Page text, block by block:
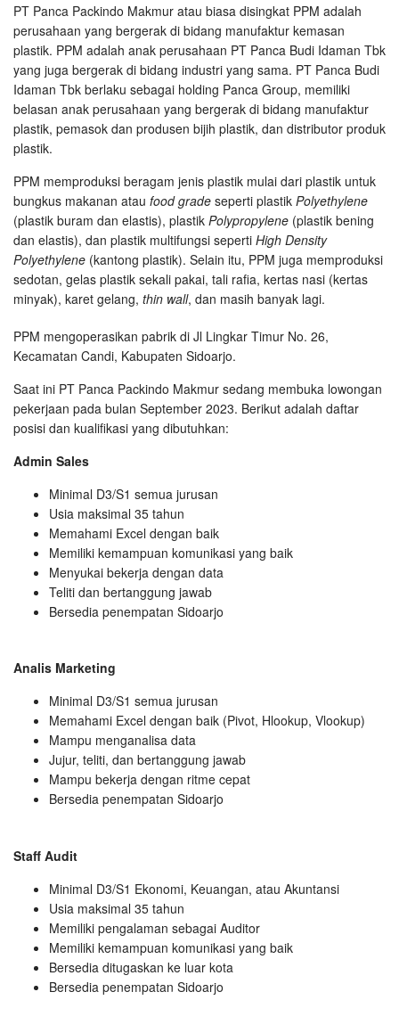
PT Panca Packindo Makmur atau biasa disingkat PPM adalah
perusahaan yang bergerak di bidang manufaktur kemasan
plastik. PPM adalah anak perusahaan PT Panca Budi Idaman Tbk
yang juga bergerak di bidang industri yang sama. PT Panca Budi
Idaman Tbk berlaku sebagai holding Panca Group, memiliki
belasan anak perusahaan yang bergerak di bidang manufaktur
plastik, pemasok dan produsen bijih plastik, dan distributor produk
plastik.
PPM memproduksi beragam jenis plastik mulai dari plastik untuk
bungkus makanan atau food grade seperti plastik Polyethylene
(plastik buram dan elastis), plastik Polypropylene (plastik bening
dan elastis), dan plastik multifungsi seperti High Density
Polyethylene (kantong plastik). Selain itu, PPM juga memproduksi
sedotan, gelas plastik sekali pakai, tali rafia, kertas nasi (kertas
minyak), karet gelang, thin wall, dan masih banyak lagi.
PPM mengoperasikan pabrik di Jl Lingkar Timur No. 26,
Kecamatan Candi, Kabupaten Sidoarjo.
Saat ini PT Panca Packindo Makmur sedang membuka lowongan
pekerjaan pada bulan September 2023. Berikut adalah daftar
posisi dan kualifikasi yang dibutuhkan:
Admin Sales
Minimal D3/S1 semua jurusan
Usia maksimal 35 tahun
Memahami Excel dengan baik
Memiliki kemampuan komunikasi yang baik
Menyukai bekerja dengan data
Teliti dan bertanggung jawab
Bersedia penempatan Sidoarjo
Analis Marketing
Minimal D3/S1 semua jurusan
Memahami Excel dengan baik (Pivot, Hlookup, Vlookup)
Mampu menganalisa data
Jujur, teliti, dan bertanggung jawab
Mampu bekerja dengan ritme cepat
Bersedia penempatan Sidoarjo
Staff Audit
Minimal D3/S1 Ekonomi, Keuangan, atau Akuntansi
Usia maksimal 35 tahun
Memiliki pengalaman sebagai Auditor
Memiliki kemampuan komunikasi yang baik
Bersedia ditugaskan ke luar kota
Bersedia penempatan Sidoarjo